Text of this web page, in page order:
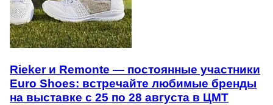
Rieker и Remonte — постоянные участники
Euro Shoes: встречайте любимые бренды
на выставке с 25 по 28 августа в ЦМТ